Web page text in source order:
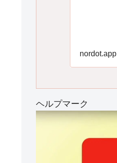
nordot.app
ヘルプマーク